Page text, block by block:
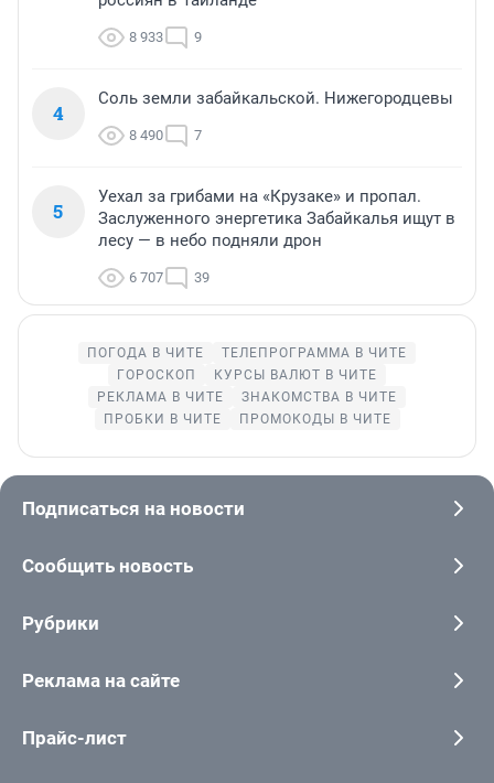
8 933 9
4
Соль земли забайкальской. Нижегородцевы
8 490 7
5
Уехал за грибами на «Крузаке» и пропал.
Заслуженного энергетика Забайкалья ищут в
лесу — в небо подняли дрон
6 707 39
ПОГОДА В ЧИТЕ
ТЕЛЕПРОГРАММА В ЧИТЕ
ГОРОСКОП
КУРСЫ ВАЛЮТ В ЧИТЕ
РЕКЛАМА В ЧИТЕ
ЗНАКОМСТВА В ЧИТЕ
ПРОБКИ В ЧИТЕ
ПРОМОКОДЫ В ЧИТЕ
Подписаться на новости
Сообщить новость
Рубрики
Реклама на сайте
Прайс-лист